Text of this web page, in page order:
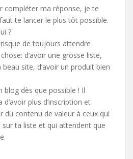
compléter ma réponse, je te
faut te lancer le plus tôt possible.
?
de toujours attendre
d’avoir une grosse liste,
beau site, d’avoir un produit bien
blog dès que possible ! Il
plus d’inscription et
du contenu de valeur à ceux qui
sur ta liste et qui attendent que